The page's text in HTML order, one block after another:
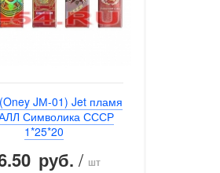
JМ-01) Jet пламя
Символика СССР
1*25*20
руб. / шт